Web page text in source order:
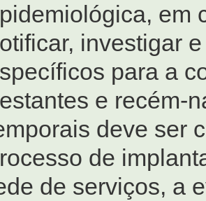
em
investigar
para a
e recém-
deve ser
de
de serviços, a